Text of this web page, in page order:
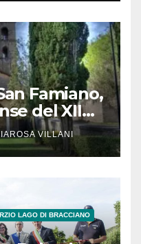
Famiano,
del XII
VILLANI
LAGO DI BRACCIANO